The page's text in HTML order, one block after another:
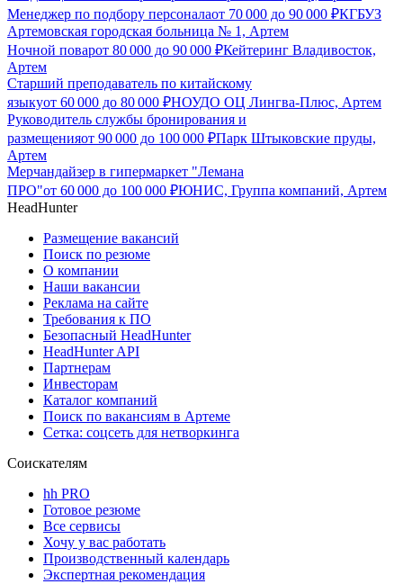
Менеджер по подбору персоналаот 70 000 до 90 000 ₽КГБУЗ
Артемовская городская больница № 1, Артем
Ночной поварот 80 000 до 90 000 ₽Кейтеринг Владивосток,
Артем
Старший преподаватель по китайскому
языкуот 60 000 до 80 000 ₽НОУДО ОЦ Лингва-Плюс, Артем
Руководитель службы бронирования и
размещенияот 90 000 до 100 000 ₽Парк Штыковские пруды,
Артем
Мерчандайзер в гипермаркет "Лемана
ПРО"от 60 000 до 100 000 ₽ЮНИС, Группа компаний, Артем
HeadHunter
Размещение вакансий
Поиск по резюме
О компании
Наши вакансии
Реклама на сайте
Требования к ПО
Безопасный HeadHunter
HeadHunter API
Партнерам
Инвесторам
Каталог компаний
Поиск по вакансиям в Артеме
Сетка: соцсеть для нетворкинга
Соискателям
hh PRO
Готовое резюме
Все сервисы
Хочу у вас работать
Производственный календарь
Экспертная рекомендация